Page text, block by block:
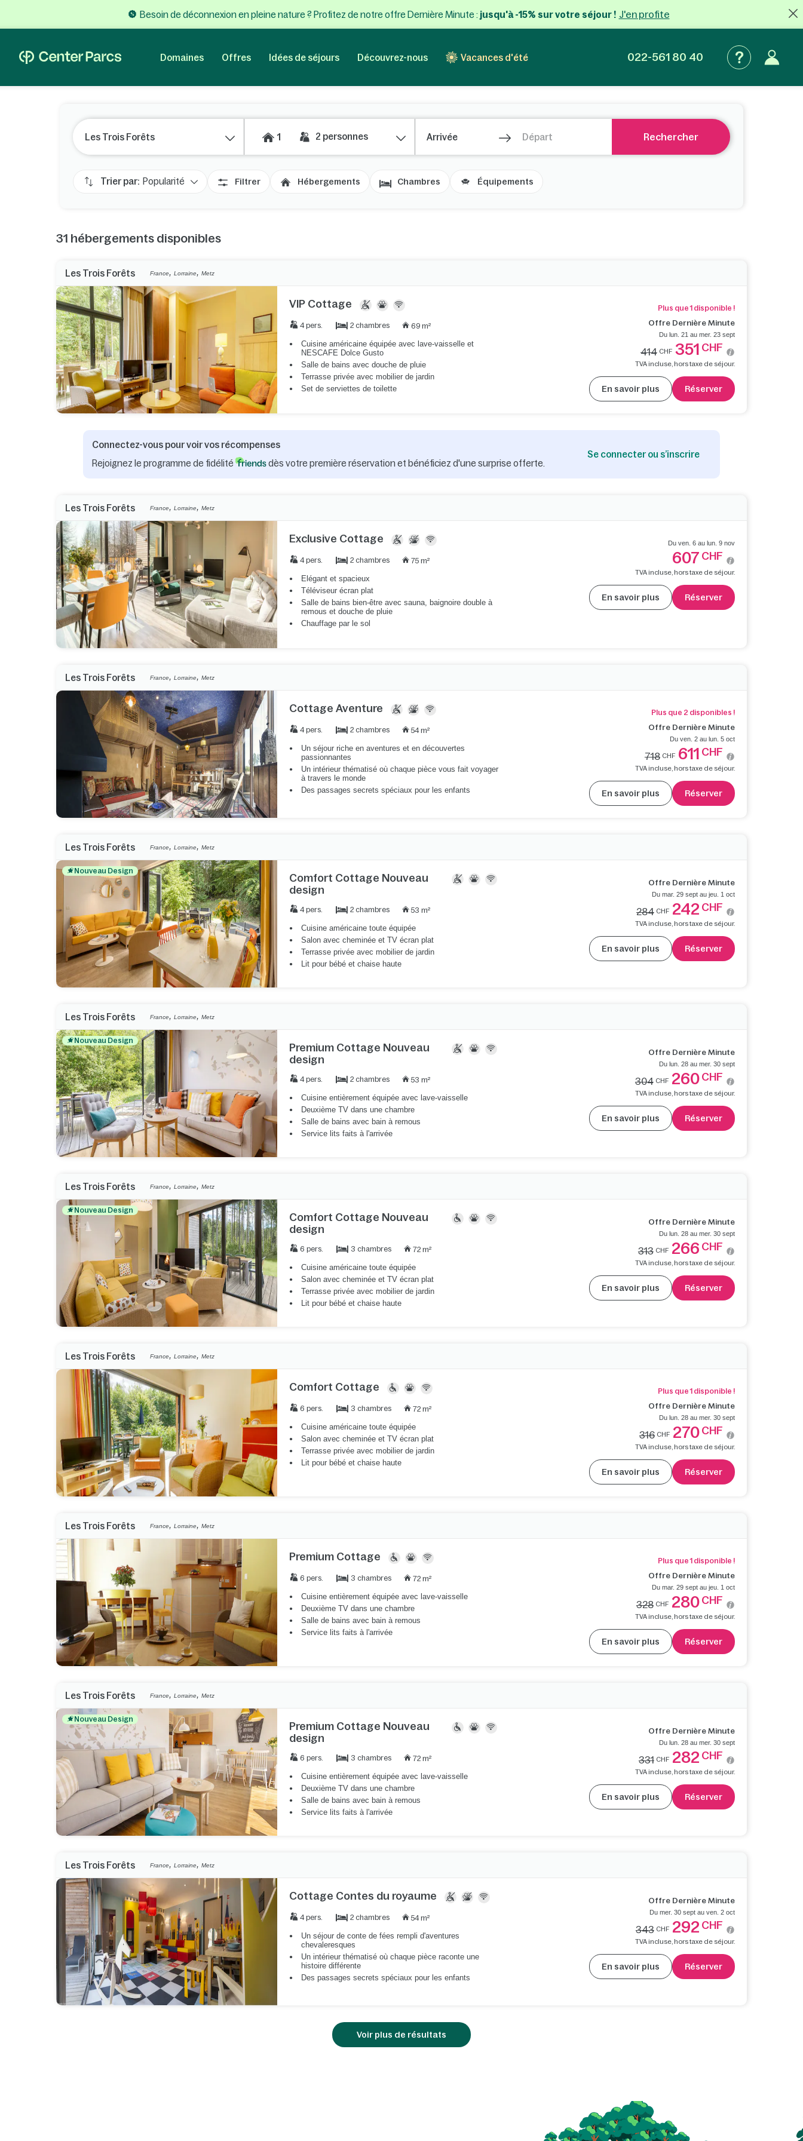
Besoin de déconnexion en pleine nature ? Profitez de notre offre Dernière Minute : jusqu'à -15% sur votre séjour ! J'en profite
Domaines Offres Idées de séjours Découvrez-nous Vacances d'été 022-561 80 40
Les Trois Forêts 1 2 personnes Rechercher
Trier par: Popularité Filtrer Hébergements Chambres Équipements
31 hébergements disponibles
Les Trois Forêts France,Lorraine,Metz
VIP Cottage
4 pers. 2 chambres 69 m²
Cuisine américaine équipée avec lave-vaisselle et
NESCAFE Dolce Gusto
Salle de bains avec douche de pluie
Terrasse privée avec mobilier de jardin
Set de serviettes de toilette
Plus que 1 disponible !
Offre Dernière Minute
Du lun. 21 au mer. 23 sept
414 CHF 351 CHF
TVA incluse, hors taxe de séjour.
En savoir plus Réserver
Connectez-vous pour voir vos récompenses
Rejoignez le programme de fidélité
dès votre première réservation et bénéficiez d'une surprise offerte.
Se connecter ou s’inscrire
Les Trois Forêts France,Lorraine,Metz
Exclusive Cottage
4 pers. 2 chambres 75 m²
Elégant et spacieux
Téléviseur écran plat
Salle de bains bien-être avec sauna, baignoire double à
remous et douche de pluie
Chauffage par le sol
Du ven. 6 au lun. 9 nov
607 CHF
TVA incluse, hors taxe de séjour.
En savoir plus Réserver
Les Trois Forêts France,Lorraine,Metz
Cottage Aventure
4 pers. 2 chambres 54 m²
Un séjour riche en aventures et en découvertes
passionnantes
Un intérieur thématisé où chaque pièce vous fait voyager
à travers le monde
Des passages secrets spéciaux pour les enfants
Plus que 2 disponibles !
Offre Dernière Minute
Du ven. 2 au lun. 5 oct
718 CHF 611 CHF
TVA incluse, hors taxe de séjour.
En savoir plus Réserver
Les Trois Forêts France,Lorraine,Metz
Nouveau Design
Comfort Cottage Nouveau
design
4 pers. 2 chambres 53 m²
Cuisine américaine toute équipée
Salon avec cheminée et TV écran plat
Terrasse privée avec mobilier de jardin
Lit pour bébé et chaise haute
Offre Dernière Minute
Du mar. 29 sept au jeu. 1 oct
284 CHF 242 CHF
TVA incluse, hors taxe de séjour.
En savoir plus Réserver
Les Trois Forêts France,Lorraine,Metz
Nouveau Design
Premium Cottage Nouveau
design
4 pers. 2 chambres 53 m²
Cuisine entièrement équipée avec lave-vaisselle
Deuxième TV dans une chambre
Salle de bains avec bain à remous
Service lits faits à l'arrivée
Offre Dernière Minute
Du lun. 28 au mer. 30 sept
304 CHF 260 CHF
TVA incluse, hors taxe de séjour.
En savoir plus Réserver
Les Trois Forêts France,Lorraine,Metz
Nouveau Design
Comfort Cottage Nouveau
design
6 pers. 3 chambres 72 m²
Cuisine américaine toute équipée
Salon avec cheminée et TV écran plat
Terrasse privée avec mobilier de jardin
Lit pour bébé et chaise haute
Offre Dernière Minute
Du lun. 28 au mer. 30 sept
313 CHF 266 CHF
TVA incluse, hors taxe de séjour.
En savoir plus Réserver
Les Trois Forêts France,Lorraine,Metz
Comfort Cottage
6 pers. 3 chambres 72 m²
Cuisine américaine toute équipée
Salon avec cheminée et TV écran plat
Terrasse privée avec mobilier de jardin
Lit pour bébé et chaise haute
Plus que 1 disponible !
Offre Dernière Minute
Du lun. 28 au mer. 30 sept
316 CHF 270 CHF
TVA incluse, hors taxe de séjour.
En savoir plus Réserver
Les Trois Forêts France,Lorraine,Metz
Premium Cottage
6 pers. 3 chambres 72 m²
Cuisine entièrement équipée avec lave-vaisselle
Deuxième TV dans une chambre
Salle de bains avec bain à remous
Service lits faits à l'arrivée
Plus que 1 disponible !
Offre Dernière Minute
Du mar. 29 sept au jeu. 1 oct
328 CHF 280 CHF
TVA incluse, hors taxe de séjour.
En savoir plus Réserver
Les Trois Forêts France,Lorraine,Metz
Nouveau Design
Premium Cottage Nouveau
design
6 pers. 3 chambres 72 m²
Cuisine entièrement équipée avec lave-vaisselle
Deuxième TV dans une chambre
Salle de bains avec bain à remous
Service lits faits à l'arrivée
Offre Dernière Minute
Du lun. 28 au mer. 30 sept
331 CHF 282 CHF
TVA incluse, hors taxe de séjour.
En savoir plus Réserver
Les Trois Forêts France,Lorraine,Metz
Cottage Contes du royaume
4 pers. 2 chambres 54 m²
Un séjour de conte de fées rempli d'aventures
chevaleresques
Un intérieur thématisé où chaque pièce raconte une
histoire différente
Des passages secrets spéciaux pour les enfants
Offre Dernière Minute
Du mer. 30 sept au ven. 2 oct
343 CHF 292 CHF
TVA incluse, hors taxe de séjour.
En savoir plus Réserver
Voir plus de résultats